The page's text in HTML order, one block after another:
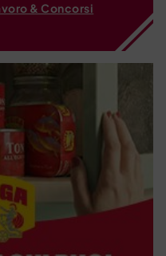
& Concorsi